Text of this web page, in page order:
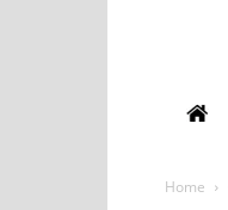
Home